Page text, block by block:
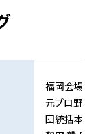
福岡会場：
元プロ野球
団統括本部